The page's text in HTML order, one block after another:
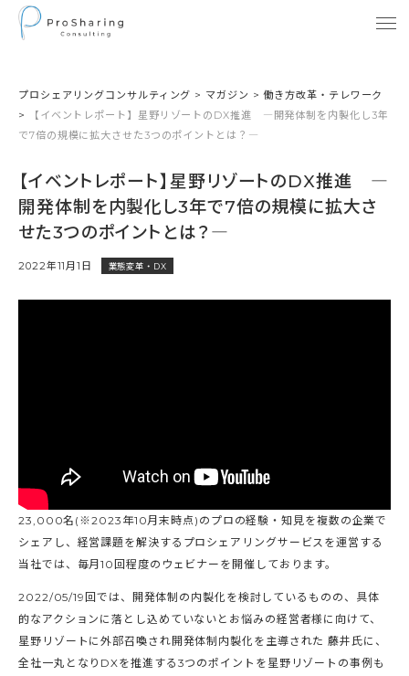
プロシェアリングコンサルティング > マガジン >働き方改革・テレワーク
>
【イベントレポート】星野リゾートのDX推進 ―開発体制を内製化し3年
で7倍の規模に拡大させた3つのポイントとは？―
【イベントレポート】星野リゾートのDX推進 ―
開発体制を内製化し3年で7倍の規模に拡大さ
せた3つのポイントとは？―
2022年11月1日 業態変革・DX
23,000名(※2023年10月末時点)のプロの経験・知見を複数の企業で
シェアし、経営課題を解決するプロシェアリングサービスを運営する
当社では、毎月10回程度のウェビナーを開催しております。
2022/05/19回では、開発体制の内製化を検討しているものの、具体
的なアクションに落とし込めていないとお悩みの経営者様に向けて、
星野リゾートに外部召喚され開発体制内製化を主導された 藤井氏に、
全社一丸となりDXを推進する3つのポイントを星野リゾートの事例も